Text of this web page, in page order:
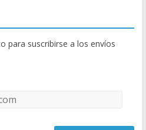
para suscribirse a los envíos